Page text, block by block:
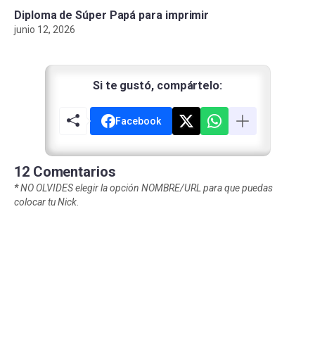
Diploma de Súper Papá para imprimir
junio 12, 2026
Si te gustó, compártelo:
Facebook
12 Comentarios
*NO OLVIDES elegir la opción NOMBRE/URL para que puedas
colocar tu Nick.